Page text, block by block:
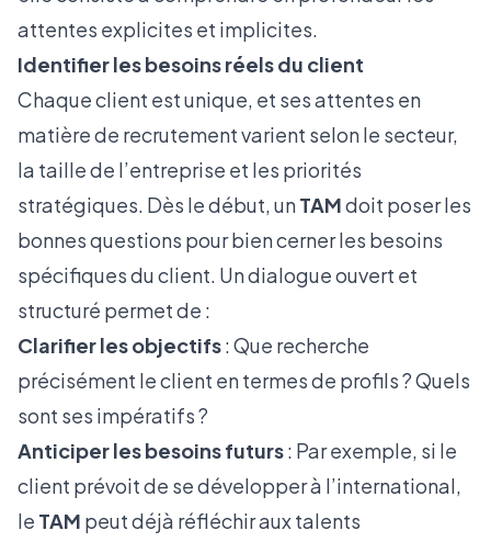
attentes explicites et implicites.
Identifier les besoins réels du client
Chaque client est unique, et ses attentes en
matière de recrutement varient selon le secteur,
la taille de l’entreprise et les priorités
stratégiques. Dès le début, unTAMdoit poser les
bonnes questions pour bien cerner les besoins
spécifiques du client. Un dialogue ouvert et
structuré permet de :
Clarifier les objectifs: Que recherche
précisément le client en termes de profils ? Quels
sont ses impératifs ?
Anticiper les besoins futurs: Par exemple, si le
client prévoit de se développer à l’international,
le TAM peut déjà réfléchir aux talents